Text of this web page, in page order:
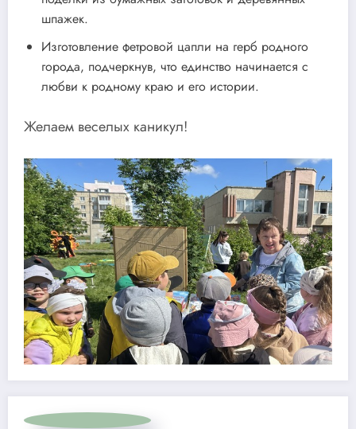
шпажек.
Изготовление фетровой цапли на герб родного
города, подчеркнув, что единство начинается с
любви к родному краю и его истории.
Желаем веселых каникул!